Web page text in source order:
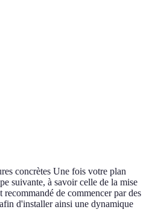
concrètes Une fois votre plan
suivante, à savoir celle de la mise
de commencer par des
d'installer ainsi une dynamique